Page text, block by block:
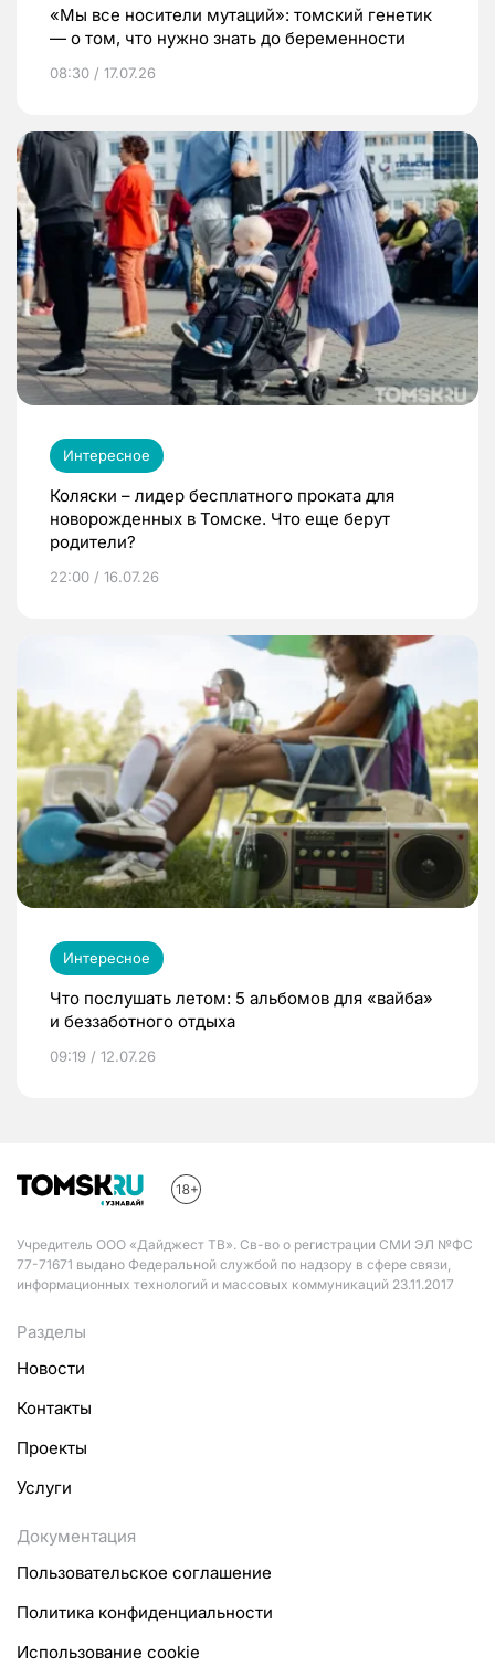
«Мы все носители мутаций»: томский генетик
— о том, что нужно знать до беременности
08:30 / 17.07.26
Интересное
Коляски – лидер бесплатного проката для
новорожденных в Томске. Что еще берут
родители?
22:00 / 16.07.26
Интересное
Что послушать летом: 5 альбомов для «вайба»
и беззаботного отдыха
09:19 / 12.07.26
Учредитель ООО «Дайджест ТВ». Св-во о регистрации СМИ ЭЛ №ФС
77-71671 выдано Федеральной службой по надзору в сфере связи,
информационных технологий и массовых коммуникаций 23.11.2017
Разделы
Новости
Контакты
Проекты
Услуги
Документация
Пользовательское соглашение
Политика конфиденциальности
Использование cookie